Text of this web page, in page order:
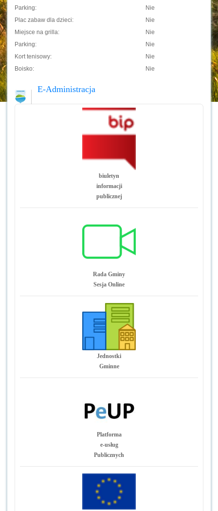
Parking:
Nie
Plac zabaw dla dzieci:
Nie
Miejsce na grilla:
Nie
Parking:
Nie
Kort tenisowy:
Nie
Boisko:
Nie
E-Administracja
biuletyn
informacji
publicznej
Rada Gminy
Sesja Online
Jednostki
Gminne
Platforma
e-usług
Publicznych